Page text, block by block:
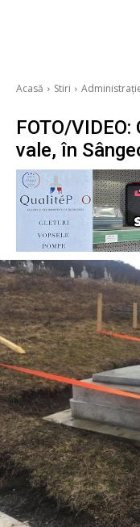
Acasă Stiri
FOTO/
vale, în